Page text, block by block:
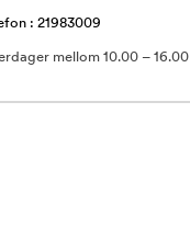
: 21983009
mellom 10.00 – 16.00